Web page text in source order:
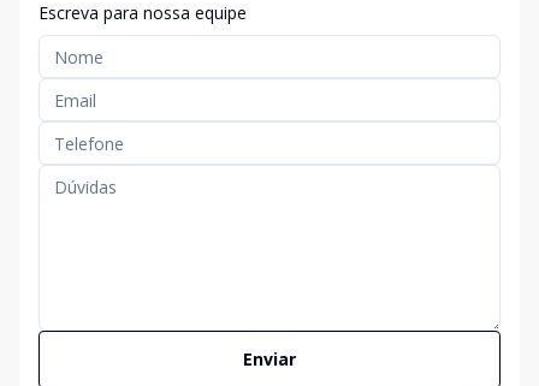
Escreva para nossa equipe
Enviar